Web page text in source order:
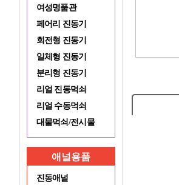
여성명품관
페어리 진동기
회전형 진동기
일체형 진동기
분리형 진동기
리얼 진동먹쇠
리얼 수동먹쇠
대물먹쇠/전시물
애널용품
진동애널